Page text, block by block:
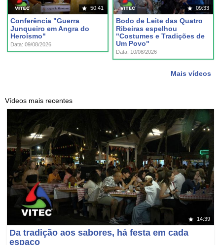
50:41
Conferência "Guerra
Junqueiro em Angra do
Heroísmo"
Data: 09/08/2026
09:33
Bodo de Leite das Quatro
Ribeiras espelhou
"Costumes e Tradições de
Um Povo"
Data: 10/08/2026
Mais vídeos
Vídeos mais recentes
14:39
Da tradição aos sabores, há festa em cada
espaço